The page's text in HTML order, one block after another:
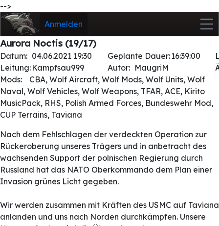
-->
Anmelden
Aurora Noctis (19/17)
Datum: 04.06.2021 19:30 Geplante Dauer:16:39:00
Leitung: Kampfsau999 Autor: MaugriM
Mods:
CBA, Wolf Aircraft, Wolf Mods, Wolf Units, Wolf
Naval, Wolf Vehicles, Wolf Weapons, TFAR, ACE, Kirito
MusicPack, RHS, Polish Armed Forces, Bundeswehr Mod,
CUP Terrains, Taviana
Nach dem Fehlschlagen der verdeckten Operation zur
Rückeroberung unseres Trägers und in anbetracht des
wachsenden Support der polnischen Regierung durch
Russland hat das NATO Oberkommando dem Plan einer
Invasion grünes Licht gegeben.
Wir werden zusammen mit Kräften des USMC auf Taviana
anlanden und uns nach Norden durchkämpfen. Unsere